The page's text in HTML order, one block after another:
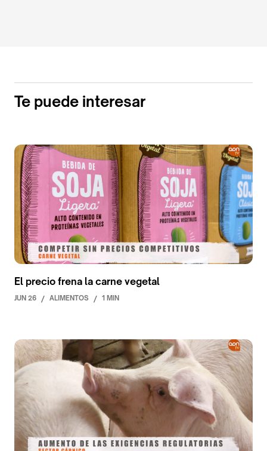
Te puede interesar
El precio frena la carne vegetal
JUN 26 / ALIMENTOS / 1 MIN